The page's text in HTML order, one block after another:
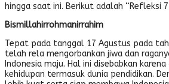
hingga saat ini. Berikut adalah “Refleksi
Bismillahirrohmanirrahim
Tepat pada tanggal 17 Agustus pada
telah rela mengorbankan jiwa dan
Indonesia maju. Hal ini disebabkan
kehidupan termasuk dunia pendidikan.